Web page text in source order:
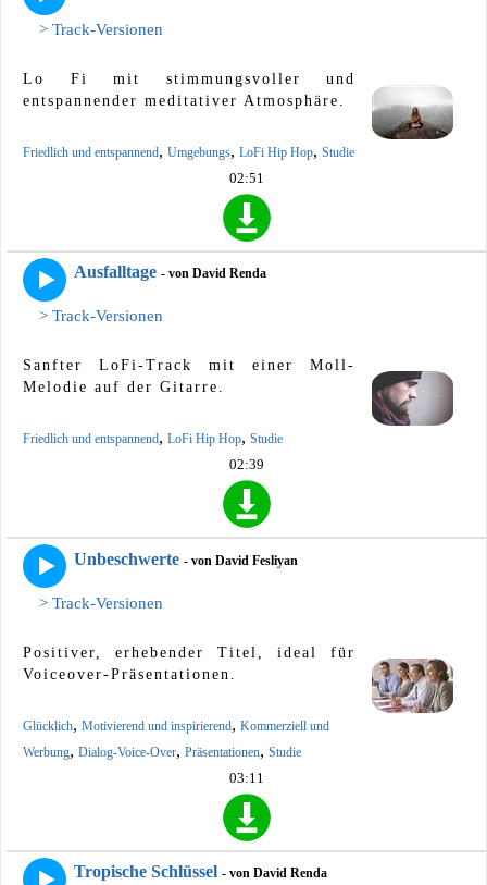
> Track-Versionen
Lo Fi mit stimmungsvoller und
entspannender meditativer Atmosphäre.
Friedlich und entspannend, Umgebungs, LoFi Hip Hop, Studie
02:51
Ausfalltage - von David Renda
> Track-Versionen
Sanfter LoFi-Track mit einer Moll-
Melodie auf der Gitarre.
Friedlich und entspannend, LoFi Hip Hop, Studie
02:39
Unbeschwerte - von David Fesliyan
> Track-Versionen
Positiver, erhebender Titel, ideal für
Voiceover-Präsentationen.
Glücklich, Motivierend und inspirierend, Kommerziell und
Werbung, Dialog-Voice-Over, Präsentationen, Studie
03:11
Tropische Schlüssel - von David Renda